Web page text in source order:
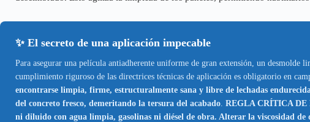
✨ El secreto de una aplicación impecable
Para asegurar una película antiadherente uniforme de gran extensión, un
cumplimiento riguroso de las directrices técnicas de aplicación es obligatorio en
encontrarse limpia, firme, estructuralmente sana y libre de lechadas
del concreto fresco, demeritando la tersura del acabado REGLA CRÍTICA DE
ni diluido con agua limpia, gasolinas ni diésel de obra. Alterar la viscosidad